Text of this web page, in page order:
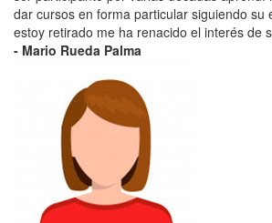
dar cursos en forma particular siguiendo su
estoy retirado me ha renacido el interés de
- Mario Rueda Palma